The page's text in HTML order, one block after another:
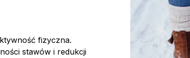
fizyczna.
stawów i redukcji